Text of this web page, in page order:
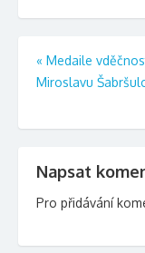
Navigace
pro
« Medaile
Miroslavu
Napsat
Pro přidávání